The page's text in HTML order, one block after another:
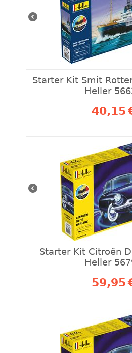
Starter Kit Smit
Heller
40,15
Starter Kit Citroën
Heller
59,95